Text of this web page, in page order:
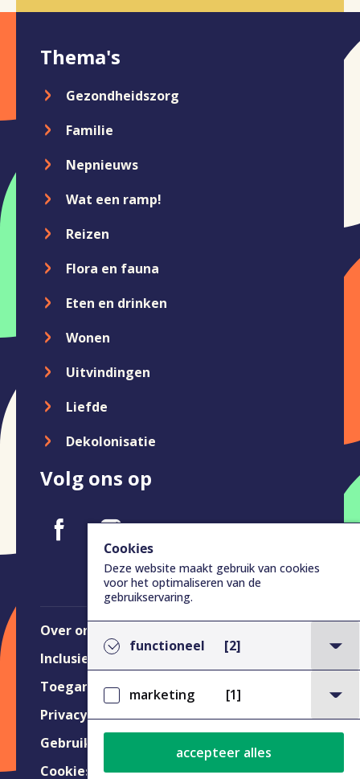
Cookies
Deze website maakt gebruik van cookies
voor het optimaliseren van de
gebruikservaring.
functioneel [2]
marketing [1]
accepteer alles
Thema's
Gezondheidszorg
Familie
Nepnieuws
Wat een ramp!
Reizen
Flora en fauna
Eten en drinken
Wonen
Uitvindingen
Liefde
Dekolonisatie
Volg ons op
Over ons
Inclusieverklaring
Toegankelijkheid
Privacy Statement
Gebruiksvoorwaarden
Cookies